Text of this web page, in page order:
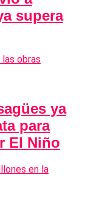
supera
ya
para
El Niño